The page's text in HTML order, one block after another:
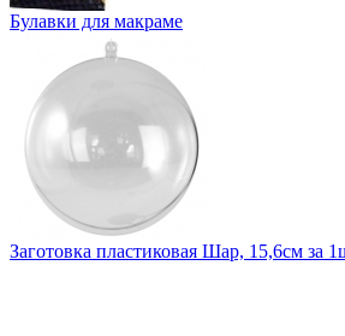
Булавки для макраме
Заготовка пластиковая Шар, 15,6см за